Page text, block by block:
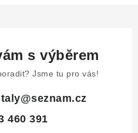
s výběrem
Jsme tu pro vás!
@seznam.cz
460 391